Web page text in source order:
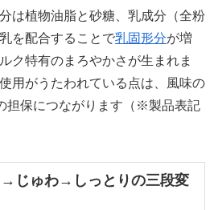
は植物油脂と砂糖、乳成分（全粉
を配合することで乳固形分が増
ク特有のまろやかさが生まれま
用がうたわれている点は、風味の
担保につながります（※製品表記
→じゅわ→しっとりの三段変